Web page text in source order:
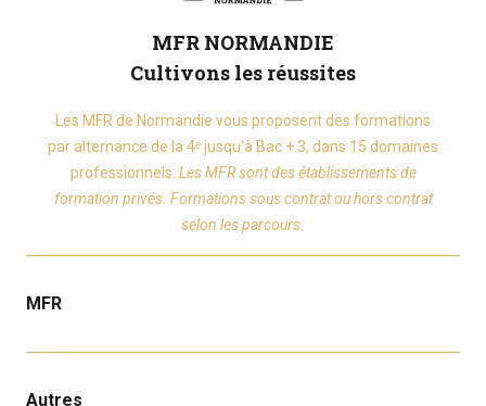
MFR NORMANDIE
Cultivons les réussites
Les MFR de Normandie vous proposent des formations
par alternance de la 4ᵉ jusqu’à Bac + 3, dans 15 domaines
professionnels. Les MFR sont des établissements de
formation privés. Formations sous contrat ou hors contrat
selon les parcours.
MFR
Autres